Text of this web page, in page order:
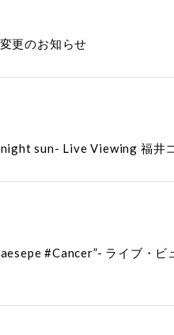
更のお知らせ
sun- Live Viewing 福井
#Cancer”- ライブ・